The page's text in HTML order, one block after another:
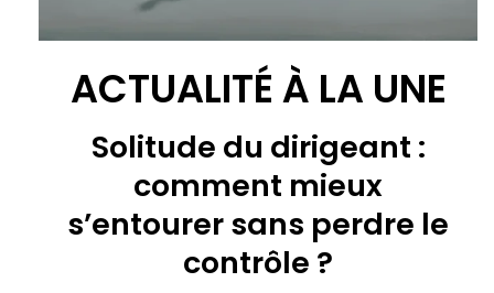
ACTUALITÉ À LA UNE
Solitude du dirigeant :
comment mieux
s’entourer sans perdre le
contrôle ?